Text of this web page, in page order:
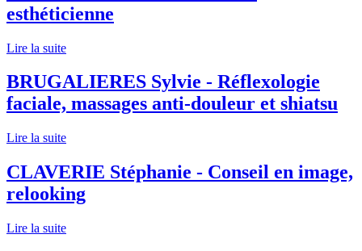
esthéticienne
Lire la suite
BRUGALIERES Sylvie - Réflexologie
faciale, massages anti-douleur et shiatsu
Lire la suite
CLAVERIE Stéphanie - Conseil en image,
relooking
Lire la suite